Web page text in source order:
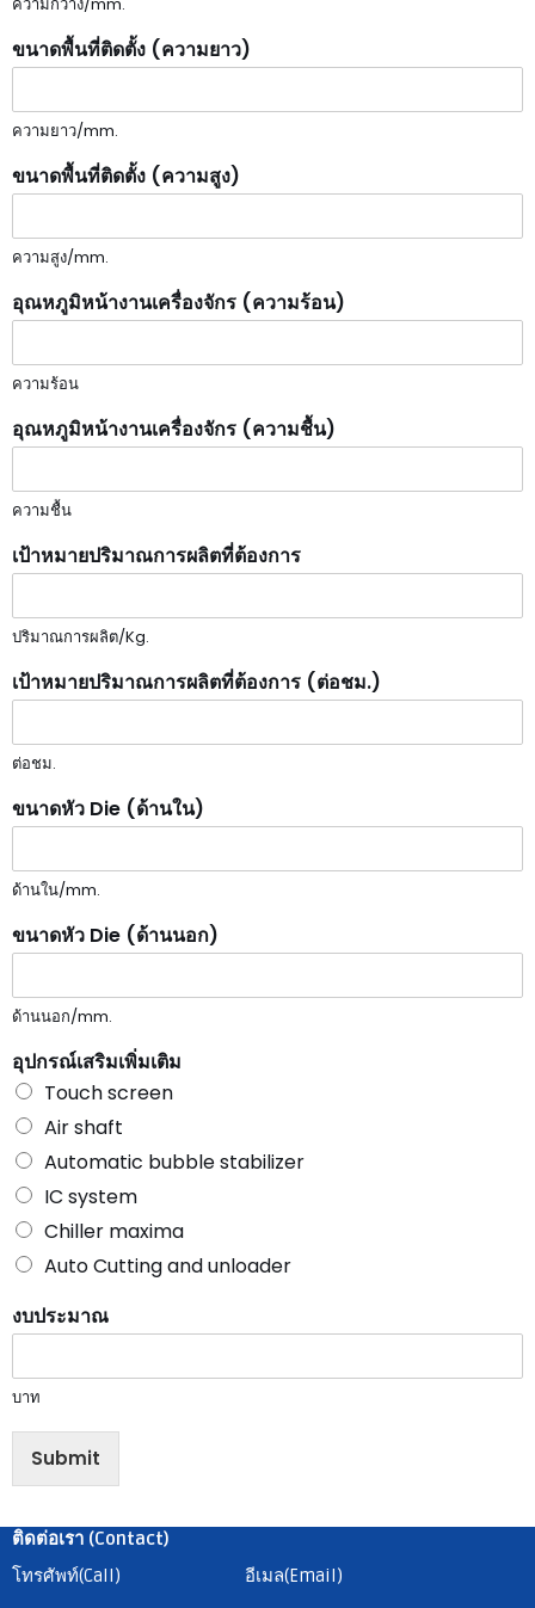
ขนาดพื้นที่ติดตั้ง (ความยาว)
ความยาว/mm.
ขนาดพื้นที่ติดตั้ง (ความสูง)
ความสูง/mm.
อุณหภูมิหน้างานเครื่องจักร (ความร้อน)
ความร้อน
อุณหภูมิหน้างานเครื่องจักร (ความชื้น)
ความชื้น
เป้าหมายปริมาณการผลิตที่ต้องการ
ปริมาณการผลิต/Kg.
เป้าหมายปริมาณการผลิตที่ต้องการ (ต่อชม.)
ต่อชม.
ขนาดหัว Die (ด้านใน)
ด้านใน/mm.
ขนาดหัว Die (ด้านนอก)
ด้านนอก/mm.
อุปกรณ์เสริมเพิ่มเติม
Touch screen
Air shaft
Automatic bubble stabilizer
IC system
Chiller maxima
Auto Cutting and unloader
งบประมาณ
บาท
Submit
ติดต่อเรา (Contact)
โทรศัพท์(Call) อีเมล(Email)